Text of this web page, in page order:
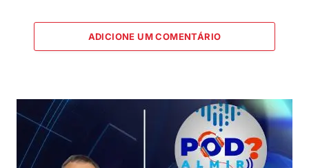
ADICIONE UM COMENTÁRIO